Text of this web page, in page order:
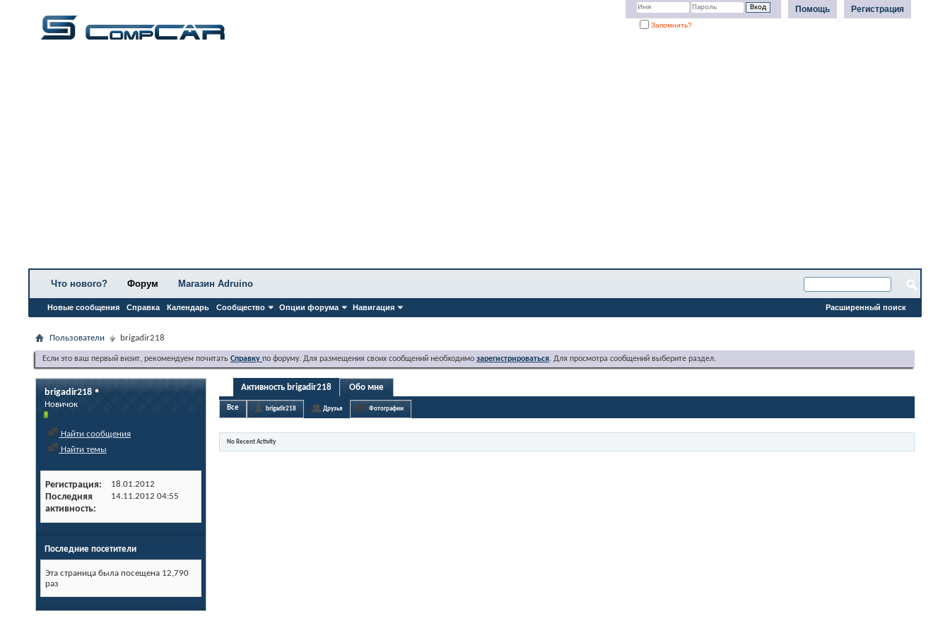
Регистрация
Помощь
Запомнить?
Что нового? Форум
Новые сообщения Справка Календарь Сообщество Опции форума Навигация
Магазин Adruino
Расширенный поиск
Пользователи brigadir218
Если это ваш первый визит, рекомендуем почитать Справку по форуму. Для размещения своих сообщений необходимо зарегистрироваться. Для просмотра сообщений выберите раздел.
brigadir218
Новичок
Найти сообщения
Найти темы
Регистрация 18.01.2012
Последняя
активность
14.11.2012 04:55
Последние посетители
Эта страница была посещена 12,790
раз
Активность brigadir218 Обо мне
Все brigadir218 Друзья Фотографии
No Recent Activity